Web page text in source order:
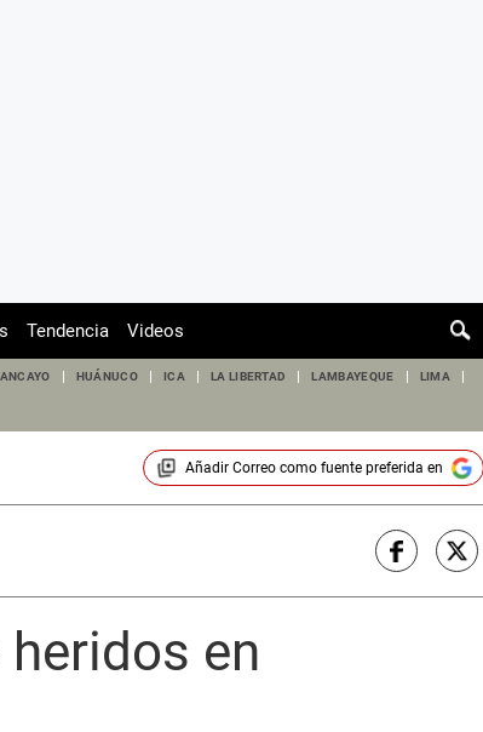
Tendencia Videos
HUÁNUCO ICA LA LIBERTAD LAMBAYEQUE LIMA
Añadir Correocomo fuente preferida en
en